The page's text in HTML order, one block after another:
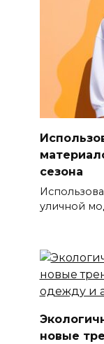
сезона
уличной
новые